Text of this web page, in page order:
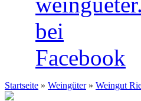
Startseite » Weingüter » Weingut